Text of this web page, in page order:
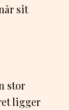
sit
stor
ligger